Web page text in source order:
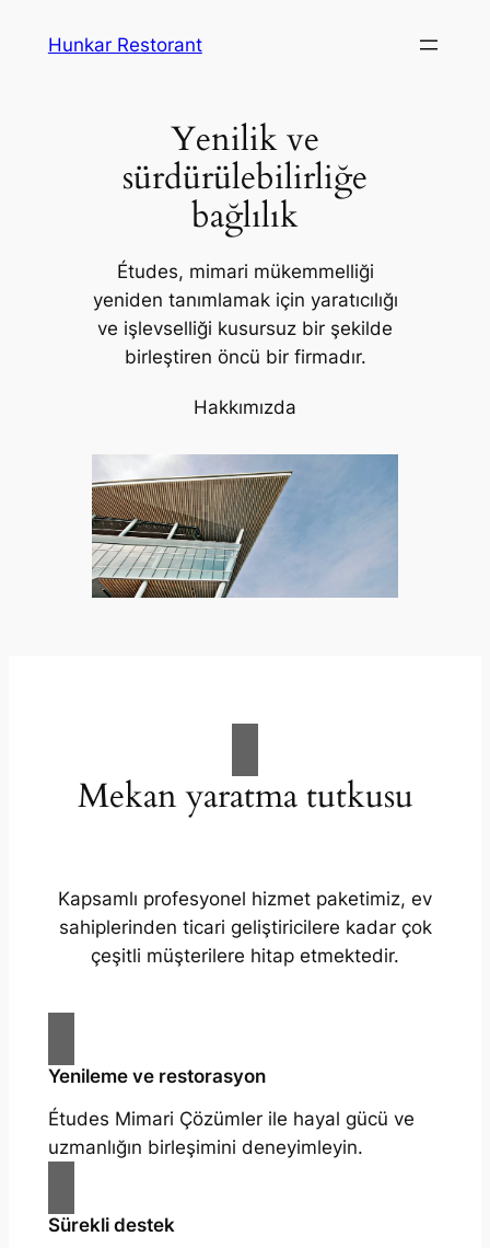
Hunkar Restorant
Yenilik ve
sürdürülebilirliğe
bağlılık
Études, mimari mükemmelliği
yeniden tanımlamak için yaratıcılığı
ve işlevselliği kusursuz bir şekilde
birleştiren öncü bir firmadır.
Hakkımızda
Mekan yaratma tutkusu
Kapsamlı profesyonel hizmet paketimiz, ev
sahiplerinden ticari geliştiricilere kadar çok
çeşitli müşterilere hitap etmektedir.
Yenileme ve restorasyon
Études Mimari Çözümler ile hayal gücü ve
uzmanlığın birleşimini deneyimleyin.
Sürekli destek